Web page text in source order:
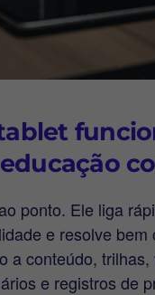
ponto. Ele liga
e resolve bem
a conteúdo, trilhas,
e registros de